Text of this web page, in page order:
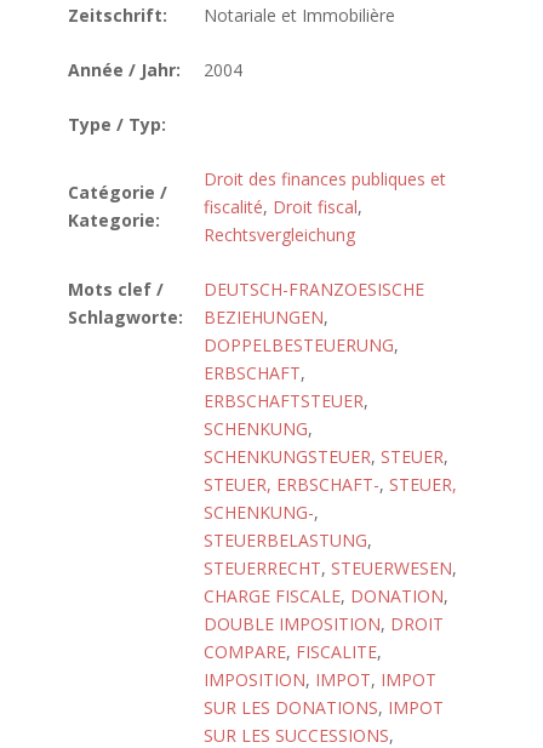
Zeitschrift:
Notariale et Immobilière
Année / Jahr: 2004
Type / Typ:
Catégorie /
Kategorie:
Droit des finances publiques et
fiscalité, Droit fiscal,
Rechtsvergleichung
Mots clef /
Schlagworte:
DEUTSCH-FRANZOESISCHE
BEZIEHUNGEN,
DOPPELBESTEUERUNG,
ERBSCHAFT,
ERBSCHAFTSTEUER,
SCHENKUNG,
SCHENKUNGSTEUER, STEUER,
STEUER, ERBSCHAFT-, STEUER,
SCHENKUNG-,
STEUERBELASTUNG,
STEUERRECHT, STEUERWESEN,
CHARGE FISCALE, DONATION,
DOUBLE IMPOSITION, DROIT
COMPARE, FISCALITE,
IMPOSITION, IMPOT, IMPOT
SUR LES DONATIONS, IMPOT
SUR LES SUCCESSIONS,